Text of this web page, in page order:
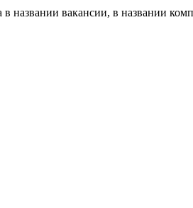
названии вакансии, в названии